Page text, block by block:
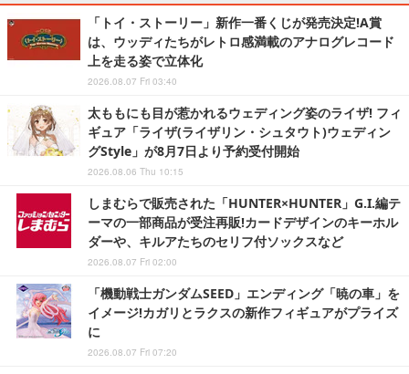
「トイ・ストーリー」新作一番くじが発売決定!A賞
は、ウッディたちがレトロ感満載のアナログレコード
上を走る姿で立体化
2026.08.07 Fri 03:40
太ももにも目が惹かれるウェディング姿のライザ! フィ
ギュア「ライザ(ライザリン・シュタウト)ウェディン
グStyle」が8月7日より予約受付開始
2026.08.06 Thu 10:15
しまむらで販売された「HUNTER×HUNTER」G.I.編テ
ーマの一部商品が受注再販!カードデザインのキーホル
ダーや、キルアたちのセリフ付ソックスなど
2026.08.07 Fri 02:00
「機動戦士ガンダムSEED」エンディング「暁の車」を
イメージ!カガリとラクスの新作フィギュアがプライズ
に
2026.08.07 Fri 07:20